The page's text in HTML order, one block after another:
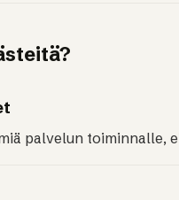
palvelun toiminnalle,